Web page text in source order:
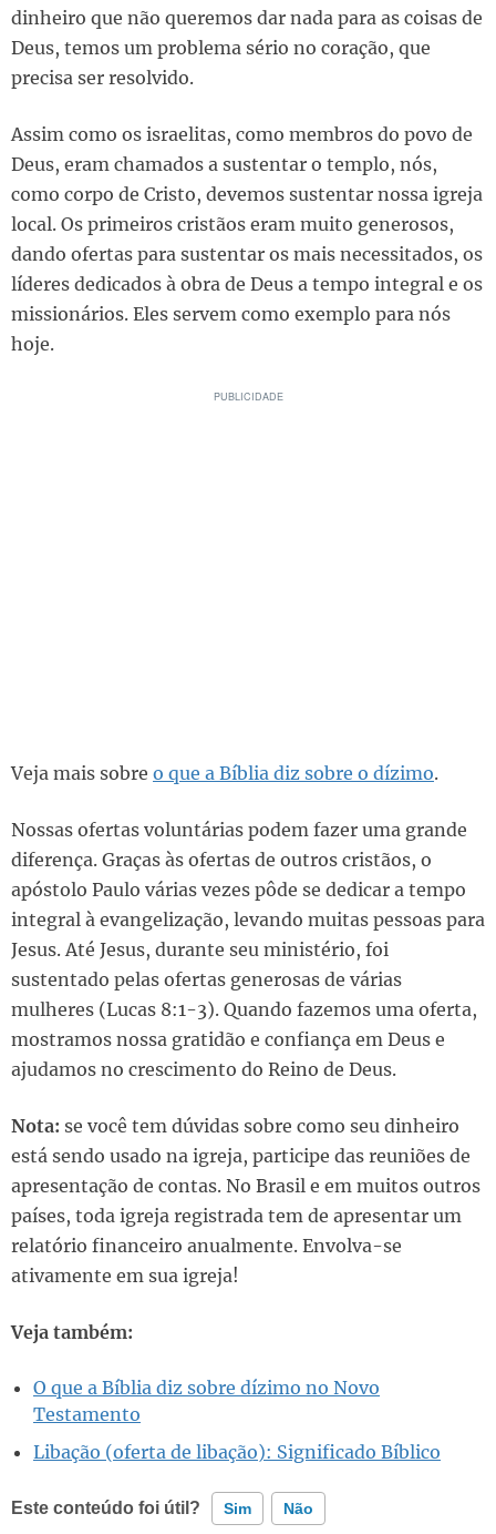
dinheiro que não queremos dar nada para as coisas de
Deus, temos um problema sério no coração, que
precisa ser resolvido.
Assim como os israelitas, como membros do povo de
Deus, eram chamados a sustentar o templo, nós,
como corpo de Cristo, devemos sustentar nossa igreja
local. Os primeiros cristãos eram muito generosos,
dando ofertas para sustentar os mais necessitados, os
líderes dedicados à obra de Deus a tempo integral e os
missionários. Eles servem como exemplo para nós
hoje.
Veja mais sobre o que a Bíblia diz sobre o dízimo.
Nossas ofertas voluntárias podem fazer uma grande
diferença. Graças às ofertas de outros cristãos, o
apóstolo Paulo várias vezes pôde se dedicar a tempo
integral à evangelização, levando muitas pessoas para
Jesus. Até Jesus, durante seu ministério, foi
sustentado pelas ofertas generosas de várias
mulheres (Lucas 8:1-3). Quando fazemos uma oferta,
mostramos nossa gratidão e confiança em Deus e
ajudamos no crescimento do Reino de Deus.
Nota: se você tem dúvidas sobre como seu dinheiro
está sendo usado na igreja, participe das reuniões de
apresentação de contas. No Brasil e em muitos outros
países, toda igreja registrada tem de apresentar um
relatório financeiro anualmente. Envolva-se
ativamente em sua igreja!
Veja também:
O que a Bíblia diz sobre dízimo no Novo
Testamento
Libação (oferta de libação): Significado Bíblico
Este conteúdo foi útil? Sim Não